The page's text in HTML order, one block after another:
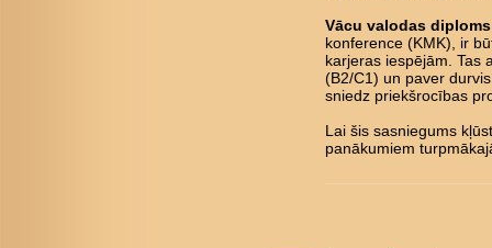
Vācu valodas
konference (KMK), ir
karjeras iespējām. Tas
(B2/C1) un paver
sniedz priekšrocības
Lai šis sasniegums
panākumiem